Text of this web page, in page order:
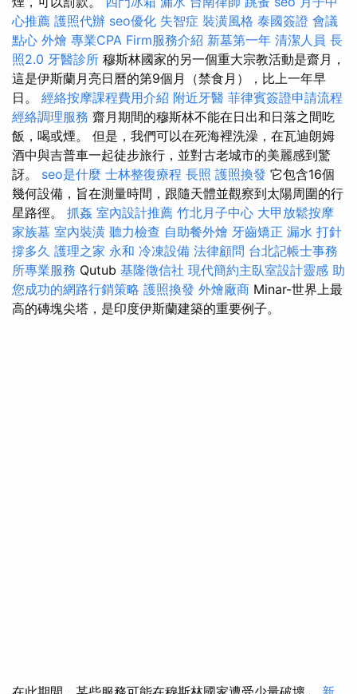
心推薦 護照代辦 seo優化 失智症 裝潢風格 泰國簽證 會議
點心 外燴 專業CPA Firm服務介紹 新墓第一年 清潔人員 長
照2.0 牙醫診所 穆斯林國家的另一個重大宗教活動是齋月，
這是伊斯蘭月亮日曆的第9個月（禁食月），比上一年早
日。 經絡按摩課程費用介紹 附近牙醫 菲律賓簽證申請流程
經絡調理服務 齋月期間的穆斯林不能在日出和日落之間吃
飯，喝或煙。 但是，我們可以在死海裡洗澡，在瓦迪朗姆
酒中與吉普車一起徒步旅行，並對古老城市的美麗感到驚
訝。 seo是什麼 士林整復療程 長照 護照換發 它包含16個
幾何設備，旨在測量時間，跟隨天體並觀察到太陽周圍的行
星路徑。 抓姦 室內設計推薦 竹北月子中心 大甲放鬆按摩
家族墓 室內裝潢 聽力檢查 自助餐外燴 牙齒矯正 漏水 打針
撐多久 護理之家 永和 冷凍設備 法律顧問 台北記帳士事務
所專業服務 Qutub 基隆徵信社 現代簡約主臥室設計靈感 助
您成功的網路行銷策略 護照換發 外燴廠商 Minar-世界上最
高的磚塊尖塔，是印度伊斯蘭建築的重要例子。